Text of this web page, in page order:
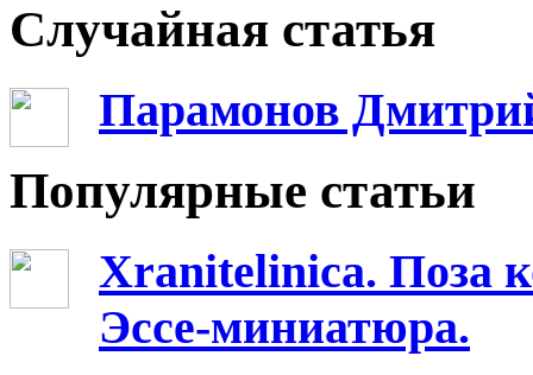
Случайная статья
Парамонов
Популярные статьи
Xranitelinica. Поза
Эссе-миниатюра.